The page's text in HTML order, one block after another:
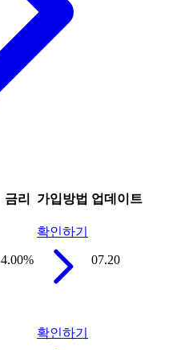
금리 가입방법 업데이트
4.00%
확인하기
07.20
확인하기